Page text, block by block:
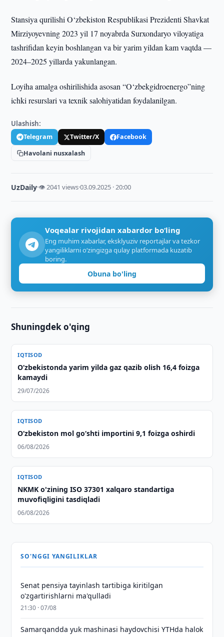
Stansiya qurilishi O‘zbekiston Respublikasi Prezidenti Shavkat
Mirziyoyevning 2023 yil 17 noyabrda Surxondaryo viloyatiga
tashrifidan keyin boshlangan va bir yarim yildan kam vaqtda —
2024–2025 yillarda yakunlangan.
Loyiha amalga oshirilishida asosan “O‘zbekgidroenergo”ning
ichki resurslari va texnik salohiyatidan foydalanilgan.
Ulashish:
Telegram Twitter/X
Facebook
Havolani nusxalash
UzDaily·👁 2041 views·03.09.2025 · 20:00
Voqealar rivojidan xabardor bo‘ling
Eng muhim xabarlar, eksklyuziv reportajlar va tezkor
yangiliklarni o‘zingizga qulay platformada kuzatib
boring.
Obuna bo'ling
Shuningdek o'qing
IQTISOD
O‘zbekistonda yarim yilda gaz qazib olish 16,4 foizga
kamaydi
29/07/2026
IQTISOD
O‘zbekiston mol go‘shti importini 9,1 foizga oshirdi
06/08/2026
IQTISOD
NKMK o'zining ISO 37301 xalqaro standartiga
muvofiqligini tasdiqladi
06/08/2026
SO'NGGI YANGILIKLAR
Senat pensiya tayinlash tartibiga kiritilgan
o'zgartirishlarni ma'qulladi
21:30 · 07/08
Samarqandda yuk mashinasi haydovchisi YTHda halok